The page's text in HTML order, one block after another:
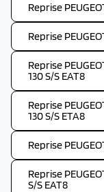
Reprise
Reprise
Reprise
130 S/S EAT8
Reprise
130 S/S ETA8
Reprise
Reprise
S/S EAT8